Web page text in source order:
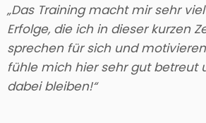
„Das Training macht mir sehr
Erfolge, die ich in dieser kurzen
sprechen für sich und
fühle mich hier sehr gut betreut
dabei bleiben!“